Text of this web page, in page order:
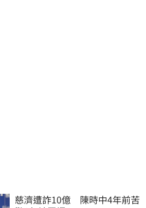
慈濟遭詐10億　陳時中4年前苦